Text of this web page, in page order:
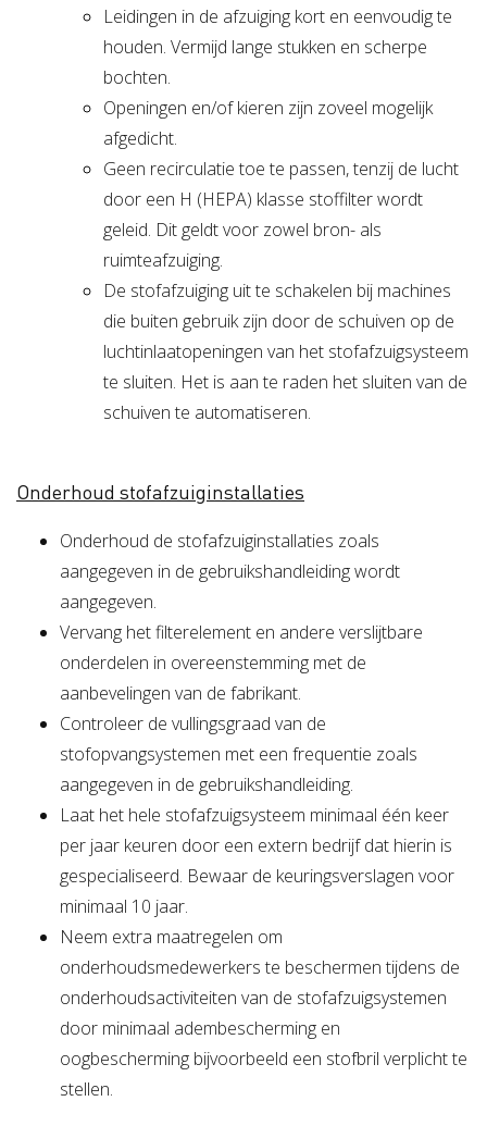
Leidingen in de afzuiging kort en eenvoudig te
houden. Vermijd lange stukken en scherpe
bochten.
Openingen en/of kieren zijn zoveel mogelijk
afgedicht.
Geen recirculatie toe te passen, tenzij de lucht
door een H (HEPA) klasse stoffilter wordt
geleid. Dit geldt voor zowel bron- als
ruimteafzuiging.
De stofafzuiging uit te schakelen bij machines
die buiten gebruik zijn door de schuiven op de
luchtinlaatopeningen van het stofafzuigsysteem
te sluiten. Het is aan te raden het sluiten van de
schuiven te automatiseren.
Onderhoud stofafzuiginstallaties
Onderhoud de stofafzuiginstallaties zoals
aangegeven in de gebruikshandleiding wordt
aangegeven.
Vervang het filterelement en andere verslijtbare
onderdelen in overeenstemming met de
aanbevelingen van de fabrikant.
Controleer de vullingsgraad van de
stofopvangsystemen met een frequentie zoals
aangegeven in de gebruikshandleiding.
Laat het hele stofafzuigsysteem minimaal één keer
per jaar keuren door een extern bedrijf dat hierin is
gespecialiseerd. Bewaar de keuringsverslagen voor
minimaal 10 jaar.
Neem extra maatregelen om
onderhoudsmedewerkers te beschermen tijdens de
onderhoudsactiviteiten van de stofafzuigsystemen
door minimaal adembescherming en
oogbescherming bijvoorbeeld een stofbril verplicht te
stellen.